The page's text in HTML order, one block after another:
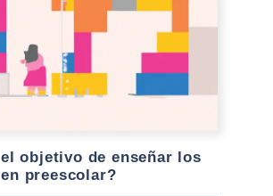
objetivo de enseñar los
preescolar?